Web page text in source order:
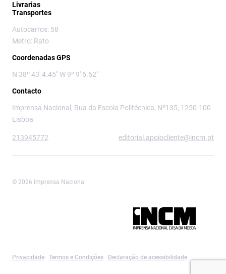
Livrarias
Transportes
Autocarros: 58
Metro: Rato
Coordenadas GPS
N 38º 43' 4.45" W 9º 9' 6.62"
Contacto
Imprensa Nacional, Rua da Escola Politécnica, Nº135, 1250-100
Lisboa
213945772 editorial.apoiocliente@incm.pt
© 2026 Imprensa Nacional
Privacidade Termos e Condições Declaração de acessibilidade